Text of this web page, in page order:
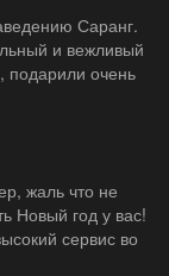
Саранг.
и вежливый
подарили очень
жаль что не
Новый год у вас!
сервис во